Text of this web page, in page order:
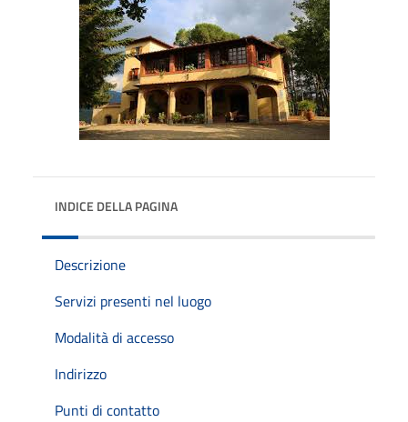
INDICE DELLA PAGINA
Descrizione
Servizi presenti nel luogo
Modalità di accesso
Indirizzo
Punti di contatto